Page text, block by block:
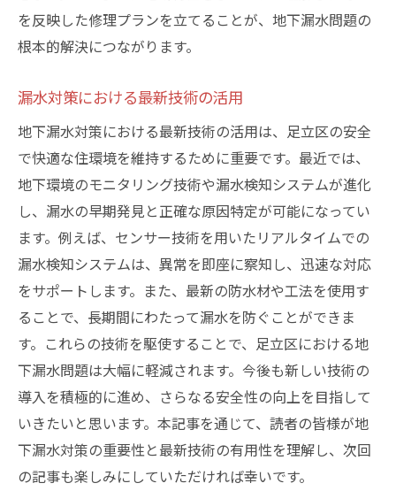
を反映した修理プランを立てることが、地下漏水問題の
根本的解決につながります。
漏水対策における最新技術の活用
地下漏水対策における最新技術の活用は、足立区の安全
で快適な住環境を維持するために重要です。最近では、
地下環境のモニタリング技術や漏水検知システムが進化
し、漏水の早期発見と正確な原因特定が可能になってい
ます。例えば、センサー技術を用いたリアルタイムでの
漏水検知システムは、異常を即座に察知し、迅速な対応
をサポートします。また、最新の防水材や工法を使用す
ることで、長期間にわたって漏水を防ぐことができま
す。これらの技術を駆使することで、足立区における地
下漏水問題は大幅に軽減されます。今後も新しい技術の
導入を積極的に進め、さらなる安全性の向上を目指して
いきたいと思います。本記事を通じて、読者の皆様が地
下漏水対策の重要性と最新技術の有用性を理解し、次回
の記事も楽しみにしていただければ幸いです。